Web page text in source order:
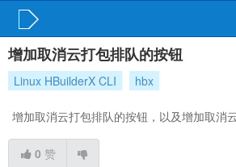
增加取消云打包排队的按钮
Linux HBuilderX CLI hbx
增加取消云打包排队的按钮，以及增加取消
0 赞